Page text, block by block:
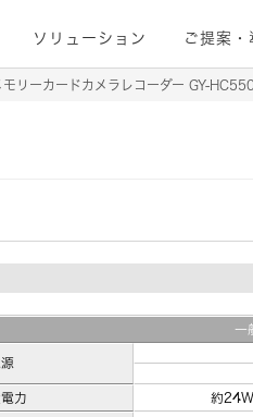
ソリューション ご提案・
リーカードカメラレコーダー GY-
一
力
約24W